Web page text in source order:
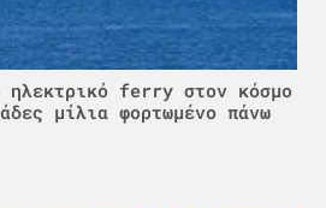
ηλεκτρικό ferry στον κόσμο
μίλια φορτωμένο πάνω